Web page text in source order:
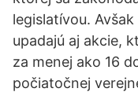
legislatívou.
upadajú aj akcie,
za menej ako 16
počiatočnej